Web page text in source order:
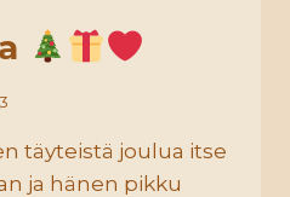
täyteistä joulua itse
ja hänen pikku